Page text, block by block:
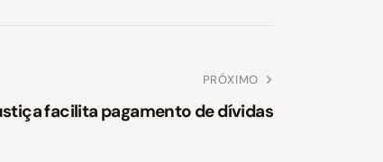
PRÓXIMO
facilita pagamento de dívidas